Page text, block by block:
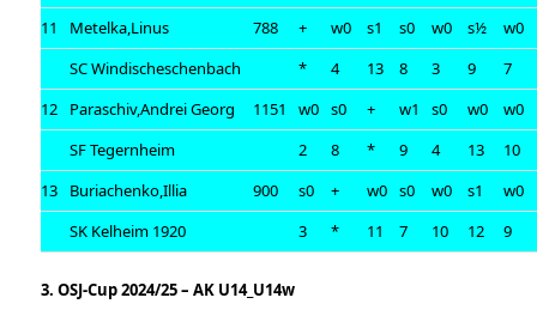
11
Metelka,Linus 788 + w0 s1 s0 w0 s½
w0
SC Windischeschenbach
* 4 13 8 3 9
7
12
Paraschiv,Andrei Georg 1151 w0 s0 + w1 s0 w0
w0
SF Tegernheim
2 8 * 9 4 13
10
13
Buriachenko,Illia 900 s0 + w0 s0 w0 s1
w0
SK Kelheim 1920
3 * 11 7 10 12 9
3. OSJ-Cup 2024/25 – AK U14_U14w